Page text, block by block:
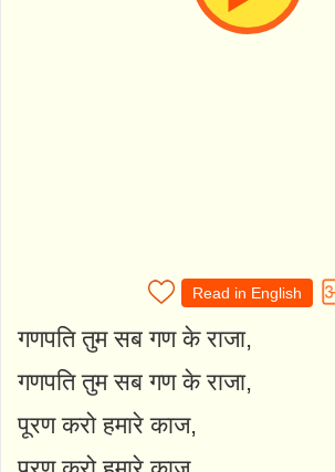
Read in English
गणपति तुम सब गण के राजा,
गणपति तुम सब गण के राजा,
पूरण करो हमारे काज,